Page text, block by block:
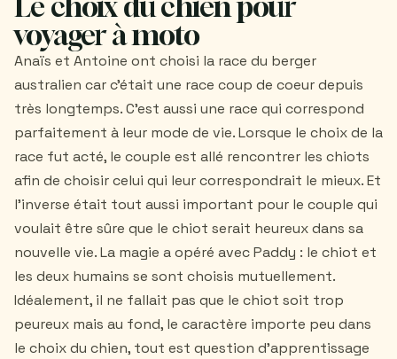
voyager à moto
Anaïs et Antoine ont choisi la race du berger
australien car c'était une race coup de coeur depuis
très longtemps. C'est aussi une race qui correspond
parfaitement à leur mode de vie. Lorsque le choix de la
race fut acté, le couple est allé rencontrer les chiots
afin de choisir celui qui leur correspondrait le mieux. Et
l'inverse était tout aussi important pour le couple qui
voulait être sûre que le chiot serait heureux dans sa
nouvelle vie. La magie a opéré avec Paddy : le chiot et
les deux humains se sont choisis mutuellement.
Idéalement, il ne fallait pas que le chiot soit trop
peureux mais au fond, le caractère importe peu dans
le choix du chien, tout est question d'apprentissage